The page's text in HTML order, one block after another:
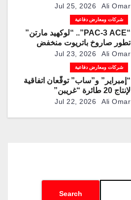
برنامج القتال الجوي العالمي
Jul 25, 2026 Ali Omar
شركات ومعارض دفاعية
“PAC-3 ACE”.. “لوكهيد مارتن”
تطور صاروخ باتريوت منخفض
التكلفة لمواجهة المسيرات
Jul 23, 2026 Ali Omar
شركات ومعارض دفاعية
“إمبراير” و”ساب” توقّعان اتفاقية
لإنتاج 20 طائرة “غريبن”
إضافية في البرازيل
Jul 22, 2026 Ali Omar
Search